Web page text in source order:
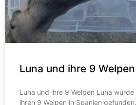
Luna und ihre 9 Welpen
Luna und ihre 9 Welpen Luna
ihren 9 Welpen in Spanien